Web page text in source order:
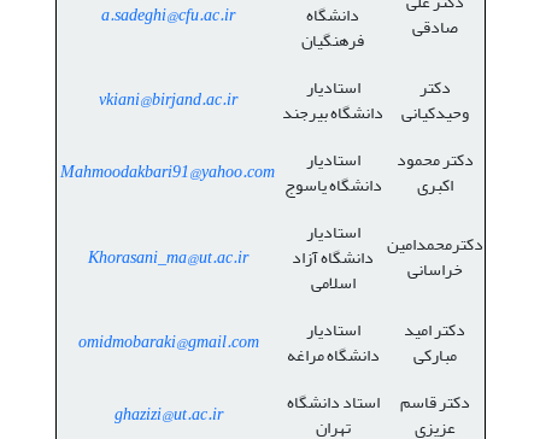
صادقی دانشگاه
فرهنگیان
a.sadeghi@cfu.ac.ir
دکتر
وحیدکیانی
استادیار
دانشگاه بیرجند
vkiani@birjand.ac.ir
دکتر محمود
اکبری
استادیار
دانشگاه یاسوج Mahmoodakbari91@yahoo.com
دکترمحمدامین
خراسانی
استادیار
دانشگاه آزاد
اسلامی
Khorasani_ma@ut.ac.ir
دکتر امید
مبارکی
استادیار
دانشگاه مراغه
omidmobaraki@gmail.com
دکتر قاسم
عزیزی
استاد دانشگاه
تهران ghazizi@ut.ac.ir